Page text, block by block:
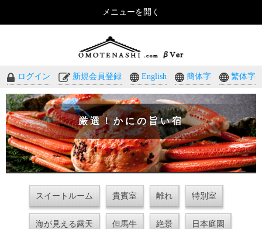
ログイン 新規会員登録 English 簡体字 繁体字
厳選！かにの旨い宿
スイートルーム 貴賓室 離れ 特別室
海が見える露天 但馬牛 絶景 日本庭園
メニューを開く